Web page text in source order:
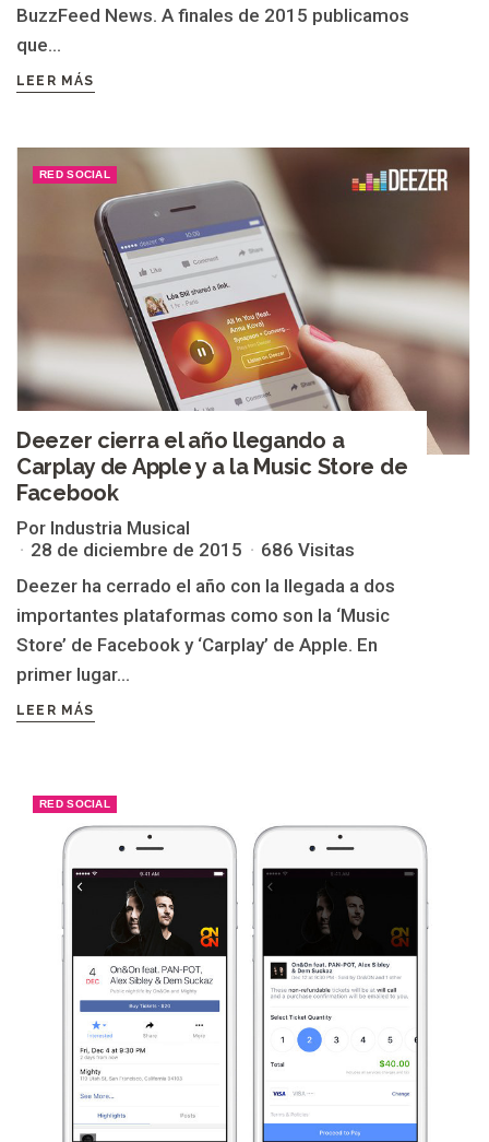
BuzzFeed News. A finales de 2015 publicamos
que...
LEER MÁS
RED SOCIAL
Deezer cierra el año llegando a
Carplay de Apple y a la Music Store de
Facebook
Por Industria Musical
28 de diciembre de 2015
686 Visitas
Deezer ha cerrado el año con la llegada a dos
importantes plataformas como son la ‘Music
Store’ de Facebook y ‘Carplay’ de Apple. En
primer lugar...
LEER MÁS
RED SOCIAL